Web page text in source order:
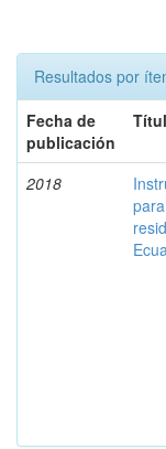
Resultados por
Fecha de
publicación
2018